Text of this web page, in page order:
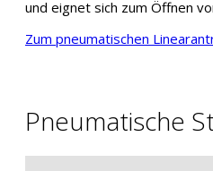
und eignet sich zum Öffnen
Zum pneumatischen
Pneumatische